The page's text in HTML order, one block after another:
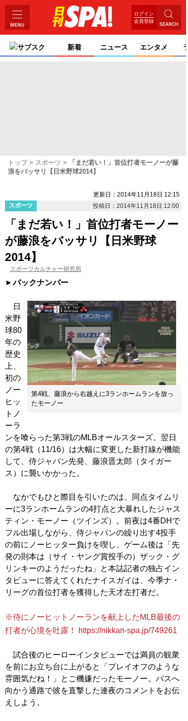
ログイン
会員登録
サブスク 新着 ニュース エンタメ
トップ スポーツ
「まだ若い！」首位打者モーノーが藤
浪をバッサリ【日米野球2014】
更新日：2014年11月18日 12:15
スポーツ
投稿日：2014年11月18日 12:00
「まだ若い！」首位打者モーノー
が藤浪をバッサリ【日米野球
2014】
スポーツカルチャー研究所
バックナンバー
第4戦、藤浪から右越えに3ランホームランを放っ
たモーノー
日
米野
球80
年の
歴史
上、
初の
ノー
ヒッ
トノ
ーラ
ンを喰らった第3戦のMLBオールスターズ。翌日
の第4戦（11/16）は大幅に変更した新打線が機能
して、侍ジャパン先発、藤浪晋太郎（タイガー
ス）に襲いかかった。
なかでもひと際目を引いたのは、同点タイムリ
ーに3ランホームランの4打点と大暴れしたジャス
ティン・モーノー（ツインズ）。前夜は4番DHで
フル出場しながら、侍ジャパンの繰り出す4投手
の前にノーヒッター負けを喫し、ゲーム後は「先
発の則本は（サイ・ヤング賞投手の）ザック・グ
リンキーのようだったね」と本誌記者の独占イン
タビューに答えてくれたナイスガイは、今季ナ・
リーグの首位打者を獲得した天才左打者だ。
※侍にノーヒットノーランを献上したMLB最後の
打者が心境を吐露！ https://nikkan-spa.jp/749261
試合後のヒーローインタビューでは満員の観衆
を前にお立ち台に上がると「プレイオフのような
雰囲気だね！」とご機嫌だったモーノー。バスへ
向かう通路で彼を直撃した連夜のコメントをお伝
えしよう。